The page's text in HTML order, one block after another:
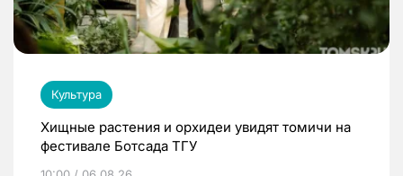
Культура
Хищные растения и орхидеи увидят томичи на
фестивале Ботсада ТГУ